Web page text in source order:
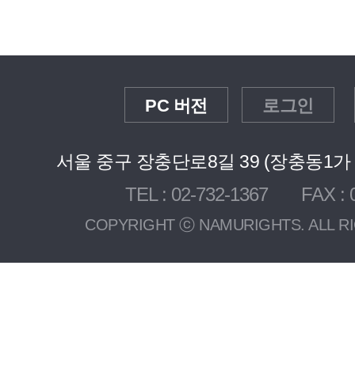
PC 버전 로그인
서울 중구 장충단로8길 39 (장충동1
TEL : 02-732-1367 FAX :
COPYRIGHT ⓒ NAMURIGHTS. ALL